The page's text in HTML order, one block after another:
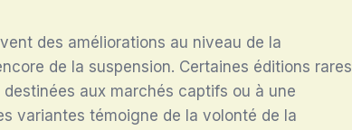
des améliorations au niveau de la
de la suspension. Certaines éditions rares
aux marchés captifs ou à une
variantes témoigne de la volonté de la